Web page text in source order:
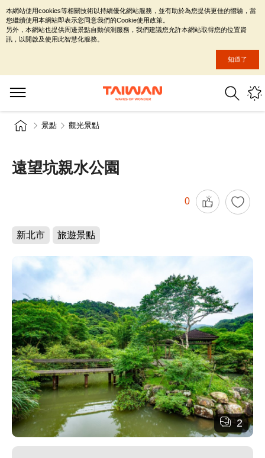
景點 觀光景點
遠望坑親水公園
0
新北市 旅遊景點
2
本網站使用cookies等相關技術以持續優化網站服務，並有助於為您提供更佳的體驗，當
您繼續使用本網站即表示您同意我們的Cookie使用政策。
另外，本網站也提供周邊景點自動偵測服務，我們建議您允許本網站取得您的位置資
訊，以開啟及使用此智慧化服務。
知道了